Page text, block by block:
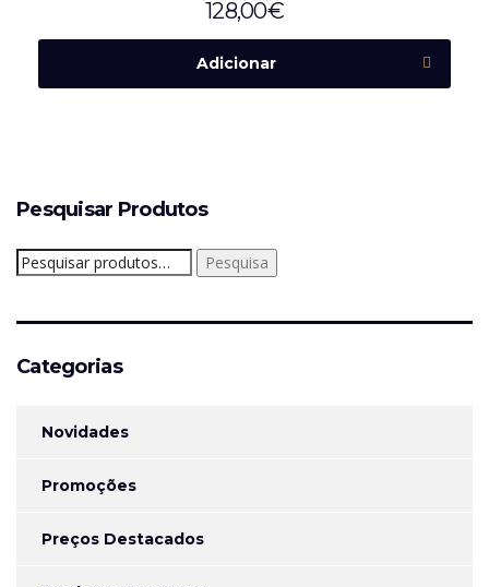
128,00€
Adicionar
Pesquisar Produtos
Pesquisar
por:
Pesquisa
Categorias
Novidades
Promoções
Preços Destacados